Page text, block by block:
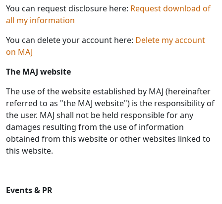
You can request disclosure here: Request download of
all my information
You can delete your account here: Delete my account
on MAJ
The MAJ website
The use of the website established by MAJ (hereinafter
referred to as "the MAJ website") is the responsibility of
the user. MAJ shall not be held responsible for any
damages resulting from the use of information
obtained from this website or other websites linked to
this website.
Events & PR